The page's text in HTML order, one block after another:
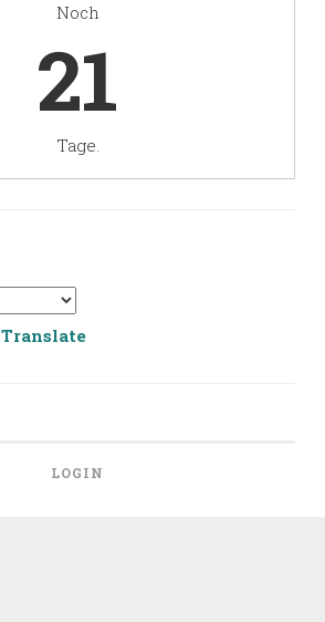
Noch
21
Tage.
Translate
LOGIN